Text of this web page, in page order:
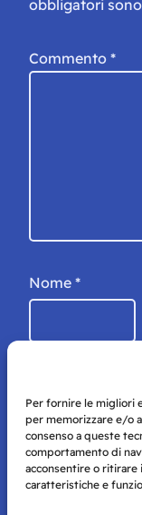
Per fornire le migliori
per memorizzare e/o
consenso a queste
comportamento di
acconsentire o ritirare
caratteristiche e
obbligatori
Commento *
Nome *